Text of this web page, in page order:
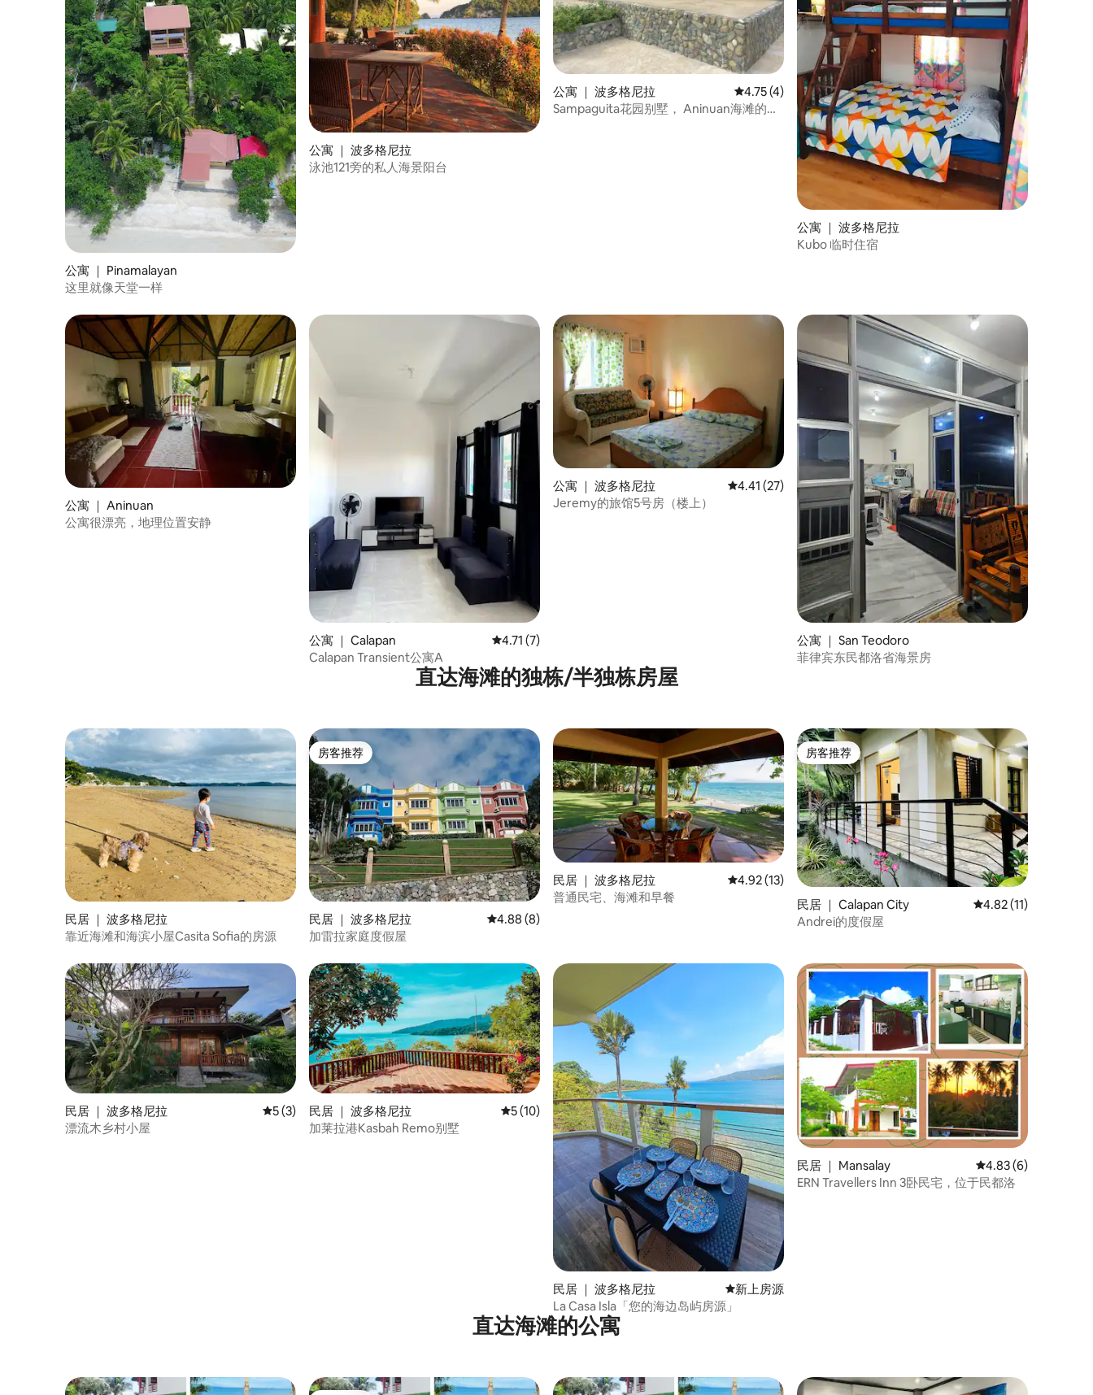
公寓 ｜ Pinamalayan
这里就像天堂一样
公寓 ｜ 波多格尼拉
泳池121旁的私人海景阳台
公寓 ｜ 波多格尼拉 平均评分 4.75 分（满分 5 分），共 4 条评价
4.75 (4)
Sampaguita花园别墅， Aninuan海滩的日
公寓 ｜ 波多格尼拉
Kubo 临时住宿
公寓 ｜ Aninuan
公寓很漂亮，地理位置安静
公寓 ｜ Calapan 平均评分 4.71 分（满分 5 分），共 7 条评价
4.71 (7)
Calapan Transient公寓A
公寓 ｜ 波多格尼拉 平均评分 4.41 分（满分 5 分），共 27 条评价
4.41 (27)
Jeremy的旅馆5号房（楼上）
公寓 ｜ San Teodoro
菲律宾东民都洛省海景房
直达海滩的独栋/半独栋房屋
民居 ｜ 波多格尼拉
靠近海滩和海滨小屋Casita Sofia的房源
房客推荐
房客推荐
民居 ｜ 波多格尼拉 平均评分 4.88 分（满分 5 分），共 8 条评价
4.88 (8)
加雷拉家庭度假屋
民居 ｜ 波多格尼拉 平均评分 4.92 分（满分 5 分），共 13 条评价
4.92 (13)
普通民宅、海滩和早餐
房客推荐
房客推荐
民居 ｜ Calapan City 平均评分 4.82 分（满
4.82 (11)
Andrei的度假屋
民居 ｜ 波多格尼拉 平均评分 5 分（满分 5 分），共 3 条评价
5 (3)
漂流木乡村小屋
民居 ｜ 波多格尼拉 平均评分 5 分（满分 5 分），共 10 条评价
5 (10)
加莱拉港Kasbah Remo别墅
民居 ｜ 波多格尼拉 新房源
新上房源
La Casa Isla「您的海边岛屿房源」
民居 ｜ Mansalay 平均评分 4.83 分（
4.83 (6)
ERN Travellers Inn 3卧民宅，位于民都洛
直达海滩的公寓